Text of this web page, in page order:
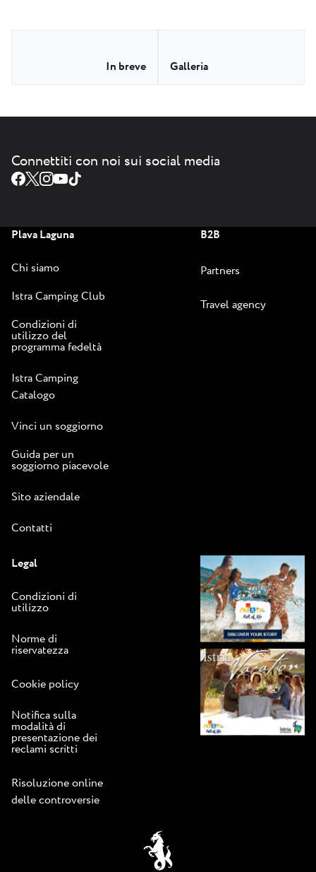
In breve Galleria
Connettiti con noi sui social media
Plava Laguna
Chi siamo
Istra Camping Club
Condizioni di
utilizzo del
programma fedeltà
Istra Camping
Catalogo
Vinci un soggiorno
Guida per un
soggiorno piacevole
Sito aziendale
Contatti
B2B
Partners
Travel agency
Legal
Condizioni di
utilizzo
Norme di
riservatezza
Cookie policy
Notifica sulla
modalità di
presentazione dei
reclami scritti
Risoluzione online
delle controversie